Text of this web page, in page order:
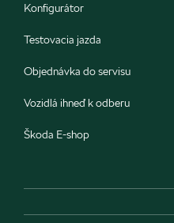
Konfigurátor
Testovacia jazda
Objednávka do servisu
Vozidlá ihneď k odberu
Škoda E-shop